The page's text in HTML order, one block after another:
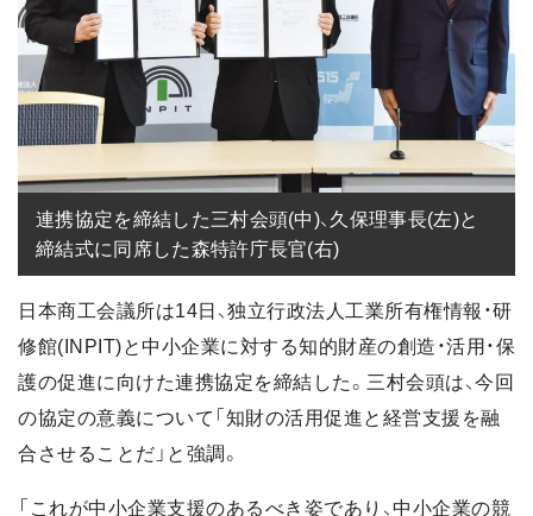
連携協定を締結した三村会頭(中)、久保理事長(左)と
締結式に同席した森特許庁長官(右)
日本商工会議所は14日、独立行政法人工業所有権情報・研
修館(INPIT)と中小企業に対する知的財産の創造・活用・保
護の促進に向けた連携協定を締結した。三村会頭は、今回
の協定の意義について「知財の活用促進と経営支援を融
合させることだ」と強調。
「これが中小企業支援のあるべき姿であり、中小企業の競